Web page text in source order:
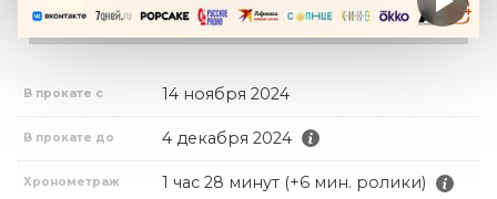
В прокате с 14 ноября 2024
В прокате до 4 декабря 2024
Хронометраж 1 час 28 минут (+6 мин. ролики)